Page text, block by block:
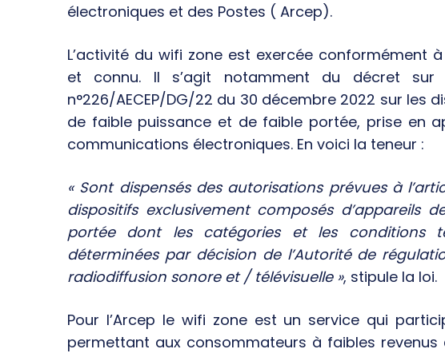
électroniques et des Postes ( Arcep).
L’activité du wifi zone est exercée conformément
et connu. Il s’agit notamment du décret
n°226/AECEP/DG/22 du 30 décembre 2022 sur les
de faible puissance et de faible portée, prise en
communications électroniques. En voici la teneur :
« Sont dispensés des autorisations prévues à
dispositifs exclusivement composés d’appareils
portée dont les catégories et les conditions
déterminées par décision de l’Autorité de
radiodiffusion sonore et / télévisuelle », stipule la loi.
Pour l’Arcep le wifi zone est un service qui
permettant aux consommateurs à faibles